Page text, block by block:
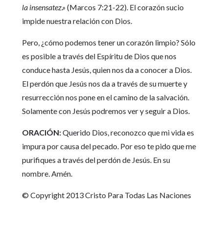
la insensatez.» (Marcos 7:21-22). El corazón sucio
impide nuestra relación con Dios.
Pero, ¿cómo podemos tener un corazón limpio? Sólo
es posible a través del Espíritu de Dios que nos
conduce hasta Jesús, quien nos da a conocer a Dios.
El perdón que Jesús nos da a través de su muerte y
resurrección nos pone en el camino de la salvación.
Solamente con Jesús podremos ver y seguir a Dios.
ORACIÓN:Querido Dios, reconozco que mi vida es
impura por causa del pecado. Por eso te pido que me
purifiques a través del perdón de Jesús. En su
nombre. Amén.
© Copyright 2013 Cristo Para Todas Las Naciones